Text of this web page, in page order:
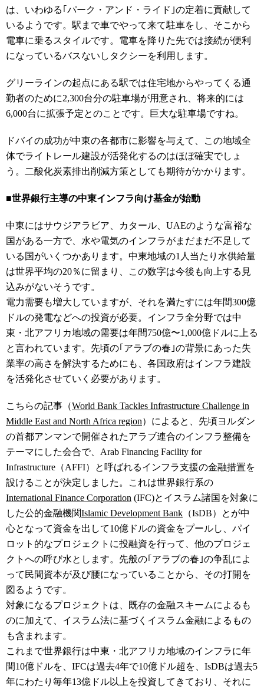
は、いわゆる｢パーク・アンド・ライド｣の定着に貢献して
いるようです。駅まで車でやって来て駐車をし、そこから
電車に乗るスタイルです。電車を降りた先では接続が便利
になっているバスないしタクシーを利用します。
グリーラインの起点にある駅では住宅地からやってくる通
勤者のために2,300台分の駐車場が用意され、将来的には
6,000台に拡張予定とのことです。巨大な駐車場ですね。
ドバイの成功が中東の各都市に影響を与えて、この地域全
体でライトレール建設が活発化するのはほぼ確実でしょ
う。二酸化炭素排出削減方策としても期待がかかります。
■世界銀行主導の中東インフラ向け基金が始動
中東にはサウジアラビア、カタール、UAEのような富裕な
国がある一方で、水や電気のインフラがまだまだ不足して
いる国がいくつかあります。中東地域の1人当たり水供給量
は世界平均の20％に留まり、この数字は今後も向上する見
込みがないそうです。
電力需要も増大していますが、それを満たすには年間300億
ドルの発電などへの投資が必要。インフラ全分野では中
東・北アフリカ地域の需要は年間750億〜1,000億ドルに上る
と言われています。先頃の｢アラブの春｣の背景にあった失
業率の高さを解決するためにも、各国政府はインフラ建設
を活発化させていく必要があります。
こちらの記事（World Bank Tackles Infrastructure Challenge in
Middle East and North Africa region）によると、先頃ヨルダン
の首都アンマンで開催されたアラブ連合のインフラ整備を
テーマにした会合で、Arab Financing Facility for
Infrastructure（AFFI）と呼ばれるインフラ支援の金融措置を
設けることが決定しました。これは世界銀行系の
International Finance Corporation (IFC)とイスラム諸国を対象に
した公的金融機関Islamic Development Bank （IsDB）とが中
心となって資金を出して10億ドルの資金をプールし、パイ
ロット的なプロジェクトに投融資を行って、他のプロジェ
クトへの呼び水とします。先般の｢アラブの春｣の争乱によ
って民間資本が及び腰になっていることから、その打開を
図るようです。
対象になるプロジェクトは、既存の金融スキームによるも
のに加えて、イスラム法に基づくイスラム金融によるもの
も含まれます。
これまで世界銀行は中東・北アフリカ地域のインフラに年
間10億ドルを、IFCは過去4年で10億ドル超を、IsDBは過去5
年にわたり毎年13億ドル以上を投資してきており、それに